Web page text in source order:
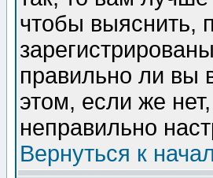
чтобы выяснить,
правильно ли вы
этом, если же
неправильно
Вернуться к